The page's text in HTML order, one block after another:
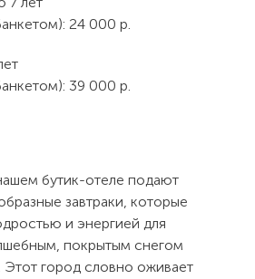
24 000 р.
39 000 р.
бутик-отеле подают
завтраки, которые
и энергией для
покрытым снегом
Этот город словно оживает